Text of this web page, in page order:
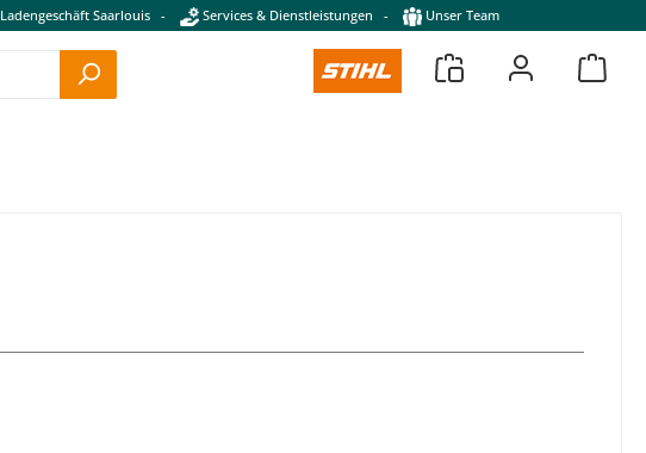
Ladengeschäft Saarlouis - Services & Dienstleistungen - Unser Team